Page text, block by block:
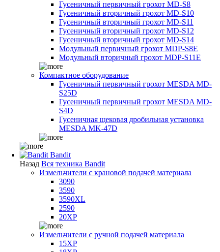
Гусеничный первичный грохот MD-S8
Гусеничный вторичный грохот MD-S10
Гусеничный вторичный грохот MD-S11
Гусеничный вторичный грохот MD-S12
Гусеничный вторичный грохот MD-S14
Модульный первичный грохот MDP-S8E
Модульный вторичный грохот MDP-S11E
Компактное оборудование
Гусеничный первичный грохот MESDA MD-
S25D
Гусеничный первичный грохот MESDA MD-
S4D
Гусеничная щековая дробильная установка
MESDA MK-47D
Bandit
Назад Вся техника Bandit
Измельчители с крановой подачей материала
3090
3590
3590XL
2590
20XP
Измельчители с ручной подачей материала
15XP